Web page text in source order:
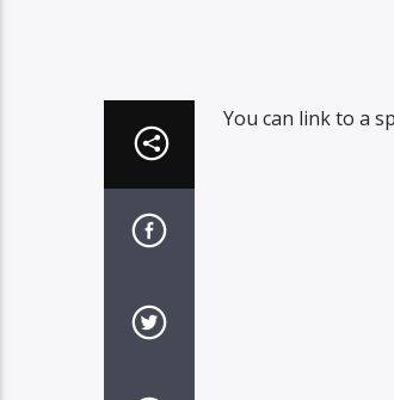
You can link to a